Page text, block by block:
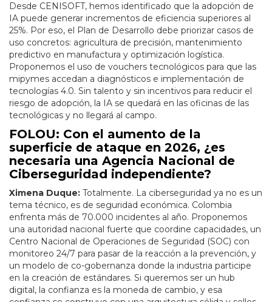
Desde CENISOFT, hemos identificado que la adopción de
IA puede generar incrementos de eficiencia superiores al
25%. Por eso, el Plan de Desarrollo debe priorizar casos de
uso concretos: agricultura de precisión, mantenimiento
predictivo en manufactura y optimización logística.
Proponemos el uso de vouchers tecnológicos para que las
mipymes accedan a diagnósticos e implementación de
tecnologías 4.0. Sin talento y sin incentivos para reducir el
riesgo de adopción, la IA se quedará en las oficinas de las
tecnológicas y no llegará al campo.
FOLOU: Con el aumento de la
superficie de ataque en 2026, ¿es
necesaria una Agencia Nacional de
Ciberseguridad independiente?
Ximena Duque: Totalmente. La ciberseguridad ya no es un
tema técnico, es de seguridad económica. Colombia
enfrenta más de 70.000 incidentes al año. Proponemos
una autoridad nacional fuerte que coordine capacidades, un
Centro Nacional de Operaciones de Seguridad (SOC) con
monitoreo 24/7 para pasar de la reacción a la prevención, y
un modelo de co-gobernanza donde la industria participe
en la creación de estándares. Si queremos ser un hub
digital, la confianza es la moneda de cambio, y esa